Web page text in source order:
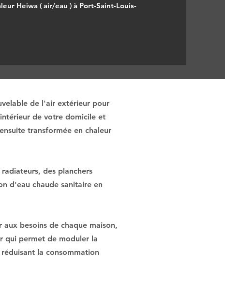
Heiwa ( air/eau ) à Port-Saint-Louis-
de l'air extérieur pour
de votre domicile et
transformée en chaleur
des planchers
d'eau chaude sanitaire en
besoins de chaque maison,
qui permet de moduler la
la consommation